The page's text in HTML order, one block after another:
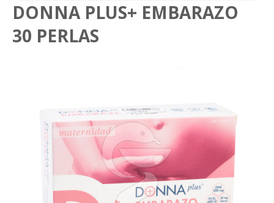
DONNA PLUS+ EMBARAZO
30 PERLAS